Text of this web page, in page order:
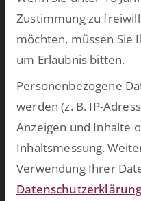
ESCRIBA steht für 25 Jahre
Unser Herz schlägt für
Technologien, die wir auf
Plattform entwickeln.
bahnbrechende
Vordermann. Wählen Sie
vorkonfektionierten
maßgeschneiderte Software
entwickeln.mehr >>
Zustimmung zu
möchten, müssen Sie
um Erlaubnis bitten.
Personenbezogene
werden (z. B. IP-
Anzeigen und Inhalte
Inhaltsmessung.
Verwendung Ihrer
Datenschutzerklärung